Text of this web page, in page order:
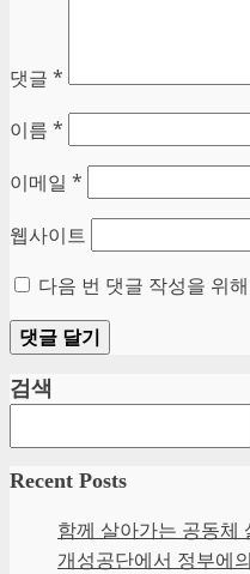
댓글 *
이름 *
이메일 *
웹사이트
다음 번 댓글 작성을 위
검색
Recent Posts
함께 살아가는 공동체
개성공단에서 정부에